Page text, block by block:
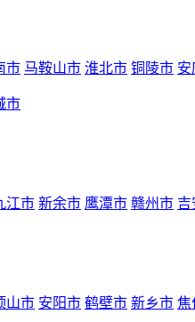
市 马鞍山市 淮北市 铜陵市 安
市
江市 新余市 鹰潭市 赣州市 吉
山市 安阳市 鹤壁市 新乡市 焦